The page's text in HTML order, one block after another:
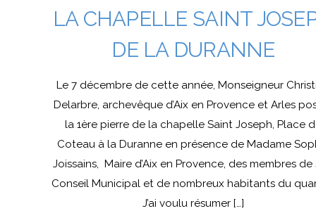
LA CHAPELLE SAINT
DE LA DURANNE
Le 7 décembre de cette année, Monseigneur
Delarbre, archevêque d’Aix en Provence et Arles
la 1ère pierre de la chapelle Saint Joseph, Place
Coteau à la Duranne en présence de Madame
Joissains, Maire d’Aix en Provence, des membres de
Conseil Municipal et de nombreux habitants du
J’ai voulu résumer […]